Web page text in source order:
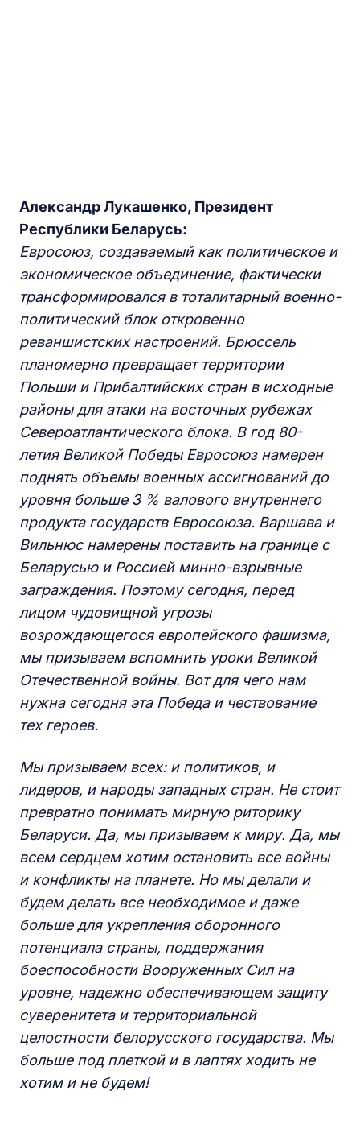
Александр Лукашенко, Президент
Республики Беларусь:
Евросоюз, создаваемый как политическое и
экономическое объединение, фактически
трансформировался в тоталитарный военно-
политический блок откровенно
реваншистских настроений. Брюссель
планомерно превращает территории
Польши и Прибалтийских стран в исходные
районы для атаки на восточных рубежах
Североатлантического блока. В год 80-
летия Великой Победы Евросоюз намерен
поднять объемы военных ассигнований до
уровня больше 3 % валового внутреннего
продукта государств Евросоюза. Варшава и
Вильнюс намерены поставить на границе с
Беларусью и Россией минно-взрывные
заграждения. Поэтому сегодня, перед
лицом чудовищной угрозы
возрождающегося европейского фашизма,
мы призываем вспомнить уроки Великой
Отечественной войны. Вот для чего нам
нужна сегодня эта Победа и чествование
тех героев.
Мы призываем всех: и политиков, и
лидеров, и народы западных стран. Не стоит
превратно понимать мирную риторику
Беларуси. Да, мы призываем к миру. Да, мы
всем сердцем хотим остановить все войны
и конфликты на планете. Но мы делали и
будем делать все необходимое и даже
больше для укрепления оборонного
потенциала страны, поддержания
боеспособности Вооруженных Сил на
уровне, надежно обеспечивающем защиту
суверенитета и территориальной
целостности белорусского государства. Мы
больше под плеткой и в лаптях ходить не
хотим и не будем!